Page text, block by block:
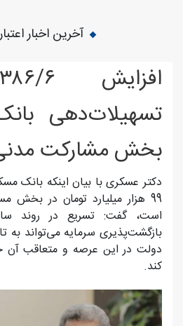
آخرین اخبار
تسهیلات‌دهی
بخش مشارکت
دکتر عسکری با بیان اینکه بانک
99 هزار میلیارد تومان در
است، گفت: تسریع در روند
بازگشت‌پذیری سرمایه‌ می‌تواند به
دولت در این عرصه و متعاقب
کند.